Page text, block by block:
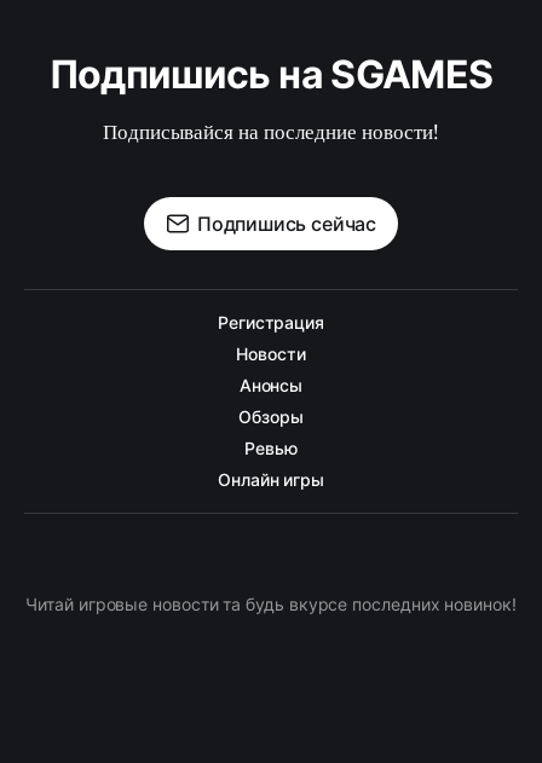
Подпишись на SGAMES
Подписывайся на последние новости!
Подпишись сейчас
Регистрация
Новости
Анонсы
Обзоры
Ревью
Онлайн игры
Читай игровые новости та будь вкурсе последних новинок!